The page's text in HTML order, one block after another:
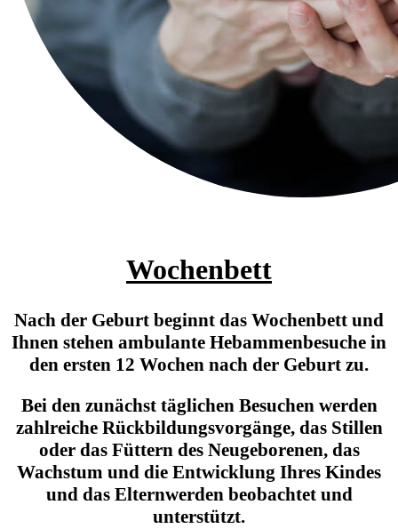
Wochenbett
Nach der Geburt beginnt das Wochenbett und
Ihnen stehen ambulante Hebammenbesuche in
den ersten 12 Wochen nach der Geburt zu.
Bei den zunächst täglichen Besuchen werden
zahlreiche Rückbildungsvorgänge, das Stillen
oder das Füttern des Neugeborenen, das
Wachstum und die Entwicklung Ihres Kindes
und das Elternwerden beobachtet und
unterstützt.